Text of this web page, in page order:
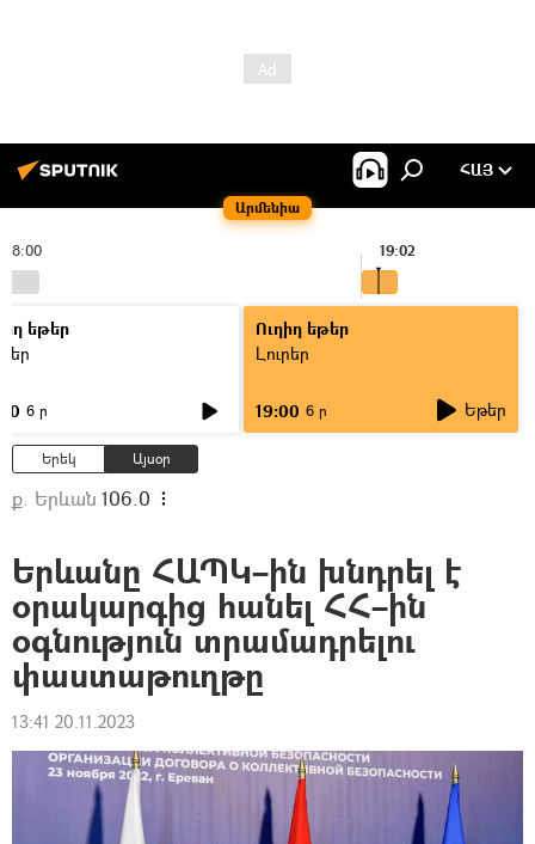
Արմենիա
ՀԱՅ
18:00 19:02
եթեր
6 ր
Ուղիղ եթեր
Լուրեր
19:00 6 ր Եթեր
Երեկ Այսօր
ք. Երևան 106.0
Երևանը ՀԱՊԿ–ին խնդրել է
օրակարգից հանել ՀՀ–ին
օգնություն տրամադրելու
փաստաթուղթը
13:41 20.11.2023